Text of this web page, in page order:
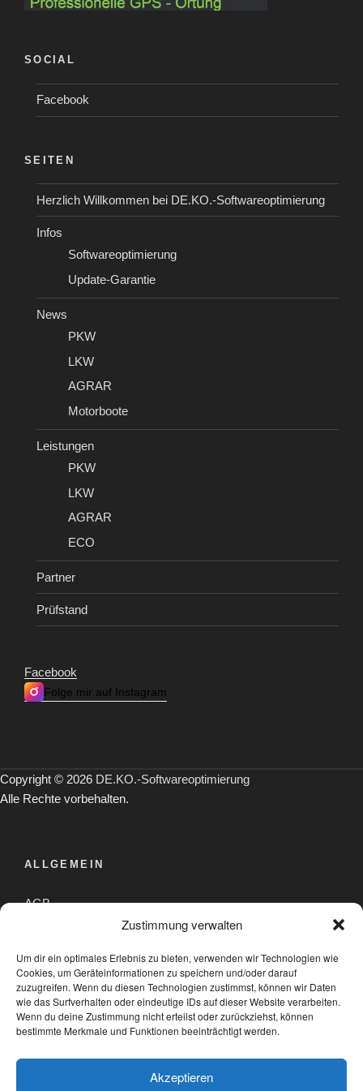
Zustimmung verwalten
Um dir ein optimales Erlebnis zu bieten, verwenden wir Technologien wie
Cookies, um Geräteinformationen zu speichern und/oder darauf
zuzugreifen. Wenn du diesen Technologien zustimmst, können wir Daten
wie das Surfverhalten oder eindeutige IDs auf dieser Website verarbeiten.
Wenn du deine Zustimmung nicht erteilst oder zurückziehst, können
bestimmte Merkmale und Funktionen beeinträchtigt werden.
Akzeptieren
SOCIAL
Facebook
SEITEN
Herzlich Willkommen bei DE.KO.-Softwareoptimierung
Infos
Softwareoptimierung
Update-Garantie
News
PKW
LKW
AGRAR
Motorboote
Leistungen
PKW
LKW
AGRAR
ECO
Partner
Prüfstand
Facebook
Folge mir auf Instagram
Copyright © 2026 DE.KO.-Softwareoptimierung
Alle Rechte vorbehalten.
ALLGEMEIN
AGB
Datenschutzerklärung
Impressum
PARTNER